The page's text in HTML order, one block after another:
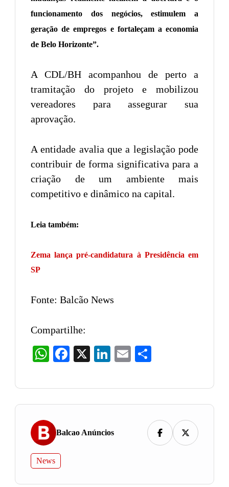
funcionamento dos negócios, estimulem a
geração de empregos e fortaleçam a economia
de Belo Horizonte”.
A CDL/BH acompanhou de perto a
tramitação do projeto e mobilizou
vereadores para assegurar sua
aprovação.
A entidade avalia que a legislação pode
contribuir de forma significativa para a
criação de um ambiente mais
competitivo e dinâmico na capital.
Leia também:
Zema lança pré-candidatura à Presidência em
SP
Fonte: Balcão News
Compartilhe:
WhatsAppFacebook LinkedIn
Email
Balcao Anúncios
News